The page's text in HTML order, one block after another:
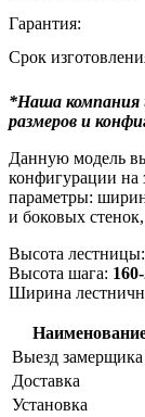
Гарантия:
Срок
*Наша компания
размеров и
Данную модель
конфигурации на
параметры:
и боковых
Высота
Высота шага:
Ширина
Выезд замерщика
Доставка
Установка